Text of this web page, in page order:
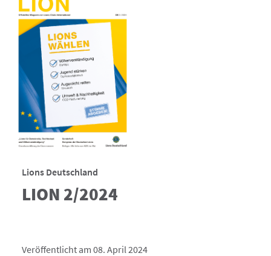
Lions Deutschland
LION 2/2024
Veröffentlicht am 08. April 2024